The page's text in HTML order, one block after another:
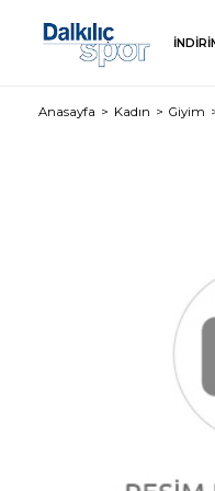
Anasayfa Kadın Giyim